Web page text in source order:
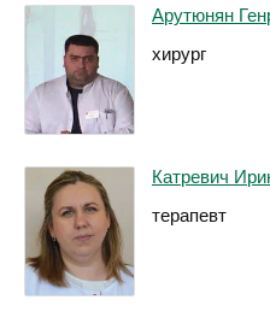
Арутюнян
хирург
Катревич
терапевт